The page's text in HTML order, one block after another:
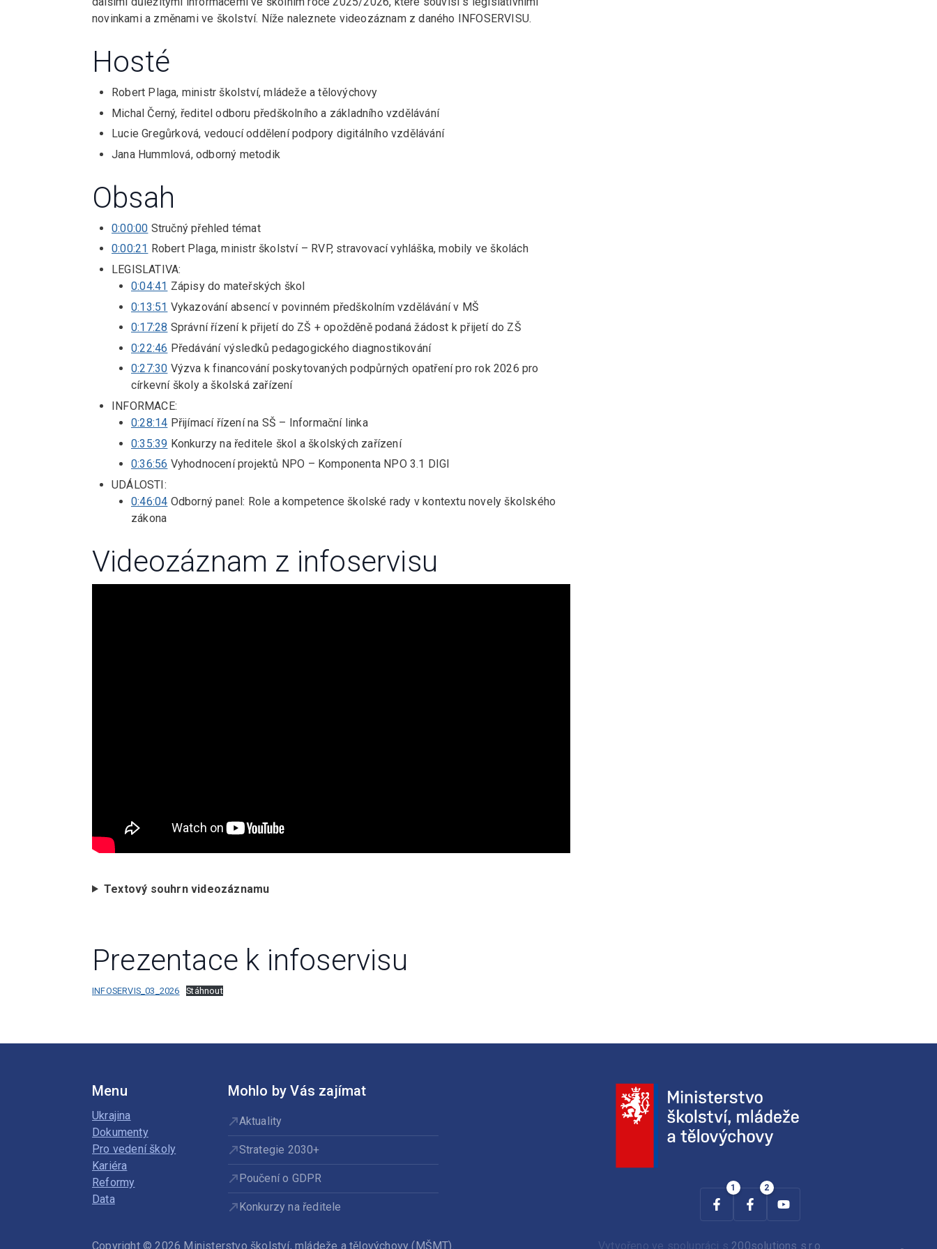
novinkami a změnami ve školství. Níže naleznete videozáznam z daného INFOSERVISU.
Hosté
Robert Plaga, ministr školství, mládeže a tělovýchovy
Michal Černý, ředitel odboru předškolního a základního vzdělávání
Lucie Gregůrková, vedoucí oddělení podpory digitálního vzdělávání
Jana Hummlová, odborný metodik
Obsah
0:00:00 Stručný přehled témat
0:00:21 Robert Plaga, ministr školství – RVP, stravovací vyhláška, mobily ve školách
LEGISLATIVA:
0:04:41 Zápisy do mateřských škol
0:13:51 Vykazování absencí v povinném předškolním vzdělávání v MŠ
0:17:28 Správní řízení k přijetí do ZŠ + opožděně podaná žádost k přijetí do ZŠ
0:22:46 Předávání výsledků pedagogického diagnostikování
0:27:30 Výzva k financování poskytovaných podpůrných opatření pro rok 2026 pro
církevní školy a školská zařízení
INFORMACE:
0:28:14 Přijímací řízení na SŠ – Informační linka
0:35:39 Konkurzy na ředitele škol a školských zařízení
0:36:56 Vyhodnocení projektů NPO – Komponenta NPO 3.1 DIGI
UDÁLOSTI:
0:46:04 Odborný panel: Role a kompetence školské rady v kontextu novely školského
zákona
Videozáznam z infoservisu
Textový souhrn videozáznamu
Prezentace k infoservisu
INFOSERVIS_03_2026 Stáhnout
Menu
Ukrajina
Dokumenty
Pro vedení školy
Kariéra
Reformy
Data
Mohlo by Vás zajímat
Aktuality
Strategie 2030+
Poučení o GDPR
Konkurzy na ředitele
Copyright © 2026 Ministerstvo školství, mládeže a tělovýchovy (MŠMT). Vytvořeno ve spolupráci s 200solutions s.r.o.